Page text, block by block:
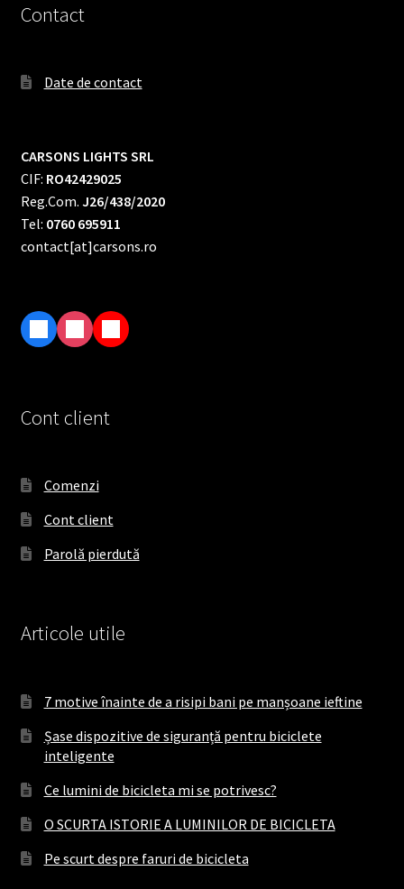
Contact
Date de contact
CARSONS LIGHTS SRL
CIF: RO42429025
Reg.Com. J26/438/2020
Tel: 0760 695911
contact[at]carsons.ro
F
b
k
I
t
a
a
m
T
Cont client
Comenzi
Cont client
Parolă pierdută
Articole utile
7 motive înainte de a risipi bani pe manșoane ieftine
Șase dispozitive de siguranță pentru biciclete
inteligente
Ce lumini de bicicleta mi se potrivesc?
O SCURTA ISTORIE A LUMINILOR DE BICICLETA
Pe scurt despre faruri de bicicleta